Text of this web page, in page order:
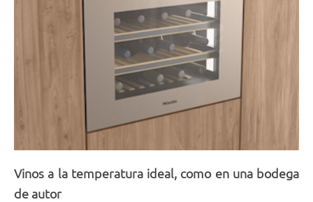
Vinos a la temperatura ideal, como en una bodega
de autor